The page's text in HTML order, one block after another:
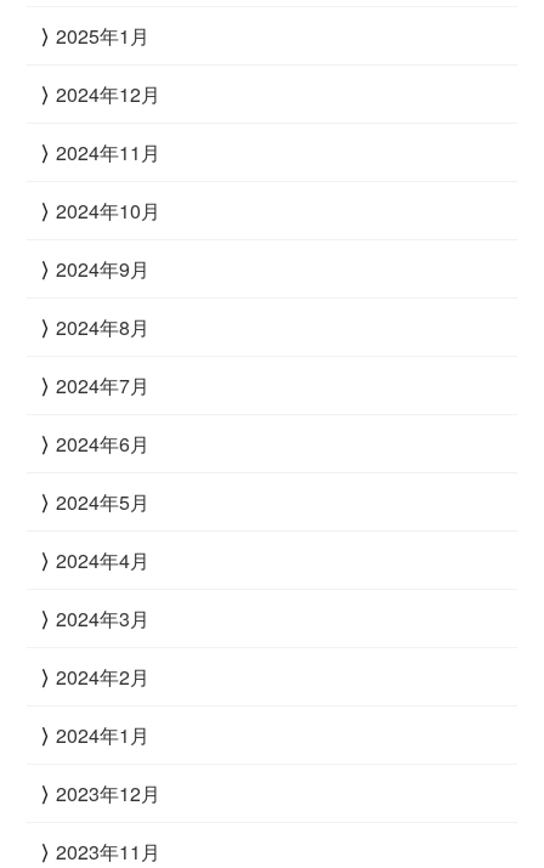
2025年1月
2024年12月
2024年11月
2024年10月
2024年9月
2024年8月
2024年7月
2024年6月
2024年5月
2024年4月
2024年3月
2024年2月
2024年1月
2023年12月
2023年11月